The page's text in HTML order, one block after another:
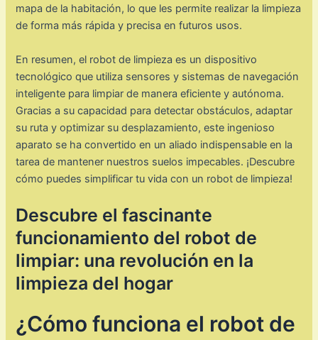
mapa de la habitación, lo que les permite realizar la limpieza
de forma más rápida y precisa en futuros usos.
En resumen, el robot de limpieza es un dispositivo
tecnológico que utiliza sensores y sistemas de navegación
inteligente para limpiar de manera eficiente y autónoma.
Gracias a su capacidad para detectar obstáculos, adaptar
su ruta y optimizar su desplazamiento, este ingenioso
aparato se ha convertido en un aliado indispensable en la
tarea de mantener nuestros suelos impecables. ¡Descubre
cómo puedes simplificar tu vida con un robot de limpieza!
Descubre el fascinante
funcionamiento del robot de
limpiar: una revolución en la
limpieza del hogar
¿Cómo funciona el robot de